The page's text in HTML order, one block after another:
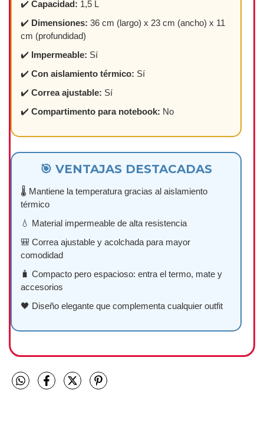
✔️ Capacidad: 1,5 L
✔️ Dimensiones: 36 cm (largo) x 23 cm (ancho) x 11
cm (profundidad)
✔️ Impermeable: Sí
✔️ Con aislamiento térmico: Sí
✔️ Correa ajustable: Sí
✔️ Compartimento para notebook: No
🎯 VENTAJAS DESTACADAS
🌡️ Mantiene la temperatura gracias al aislamiento
térmico
💧 Material impermeable de alta resistencia
🎒 Correa ajustable y acolchada para mayor
comodidad
🧳 Compacto pero espacioso: entra el termo, mate y
accesorios
🖤 Diseño elegante que complementa cualquier outfit